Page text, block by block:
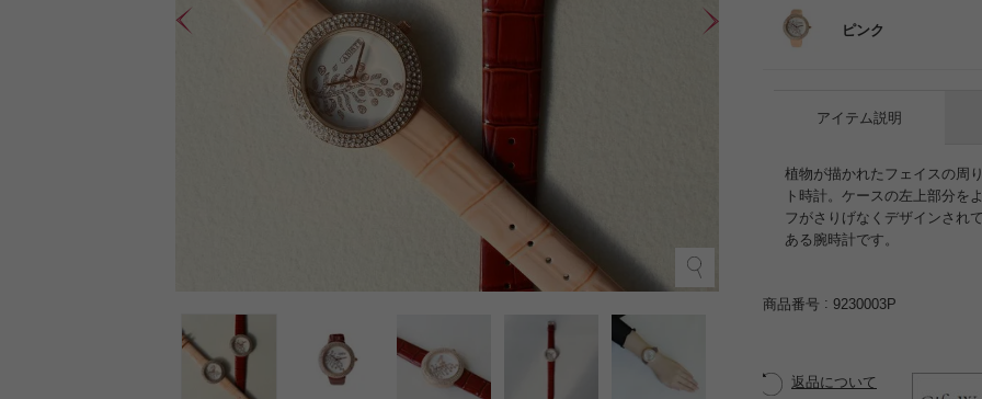
ピンク
アイテム説明
植物が描かれたフェイスの周
ト時計。ケースの左上部分を
フがさりげなくデザインされ
ある腕時計です。
商品番号 9230003P
返品について